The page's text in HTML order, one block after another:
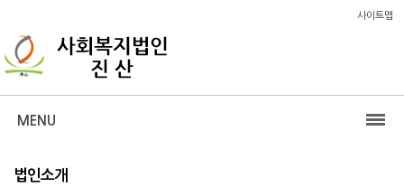
사이트맵
MENU
법인소개